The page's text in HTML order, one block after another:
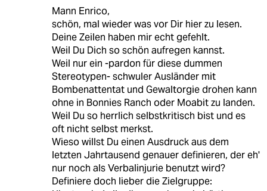
Mann Enrico,
schön, mal wieder was vor Dir hier zu lesen.
Deine Zeilen haben mir echt gefehlt.
Weil Du Dich so schön aufregen kannst.
Weil nur ein -pardon für diese dummen
Stereotypen- schwuler Ausländer mit
Bombenattentat und Gewaltorgie drohen kann
ohne in Bonnies Ranch oder Moabit zu landen.
Weil Du so herrlich selbstkritisch bist und es
oft nicht selbst merkst.
Wieso willst Du einen Ausdruck aus dem
letzten Jahrtausend genauer definieren, der eh'
nur noch als Verbalinjurie benutzt wird?
Definiere doch lieber die Zielgruppe: